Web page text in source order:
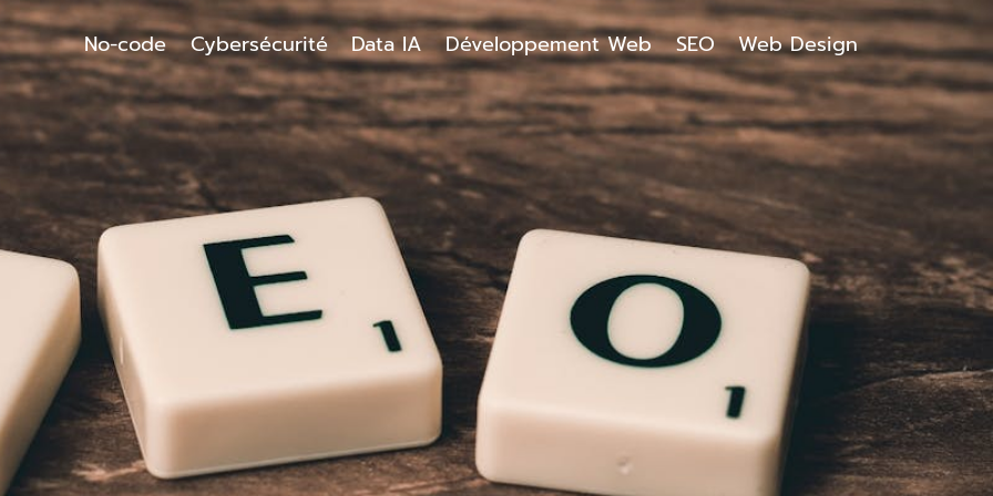
No-code Cybersécurité Data IA Développement Web SEO Web Design